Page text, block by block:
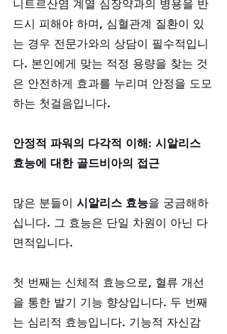
니트르산염 계열 심장약과의 병용을 반
드시 피해야 하며, 심혈관계 질환이 있
는 경우 전문가와의 상담이 필수적입니
다. 본인에게 맞는 적정 용량을 찾는 것
은 안전하게 효과를 누리며 안정을 도모
하는 첫걸음입니다.
안정적 파워의 다각적 이해: 시알리스
효능에 대한 골드비아의 접근
많은 분들이 시알리스 효능을 궁금해하
십니다. 그 효능은 단일 차원이 아닌 다
면적입니다.
첫 번째는 신체적 효능으로, 혈류 개선
을 통한 발기 기능 향상입니다. 두 번째
는 심리적 효능입니다. 기능적 자신감